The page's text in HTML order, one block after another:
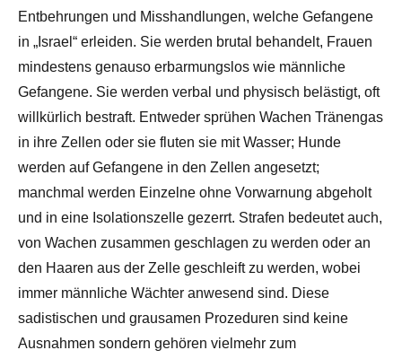
Entbehrungen und Misshandlungen, welche Gefangene
in „Israel“ erleiden. Sie werden brutal behandelt, Frauen
mindestens genauso erbarmungslos wie männliche
Gefangene. Sie werden verbal und physisch belästigt, oft
willkürlich bestraft. Entweder sprühen Wachen Tränengas
in ihre Zellen oder sie fluten sie mit Wasser; Hunde
werden auf Gefangene in den Zellen angesetzt;
manchmal werden Einzelne ohne Vorwarnung abgeholt
und in eine Isolationszelle gezerrt. Strafen bedeutet auch,
von Wachen zusammen geschlagen zu werden oder an
den Haaren aus der Zelle geschleift zu werden, wobei
immer männliche Wächter anwesend sind. Diese
sadistischen und grausamen Prozeduren sind keine
Ausnahmen sondern gehören vielmehr zum